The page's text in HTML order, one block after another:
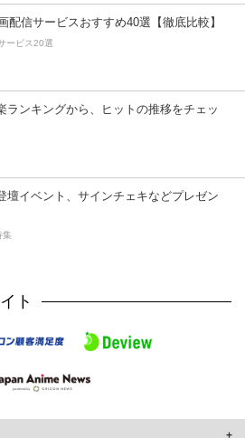
配信サービスおすすめ40選【徹底比較】
ービス20選
ランキングから、ヒットの推移をチェッ
壇イベント、サインチェキなどプレゼン
集
ト